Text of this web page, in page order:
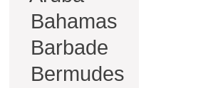
Bahamas
Barbade
Bermudes